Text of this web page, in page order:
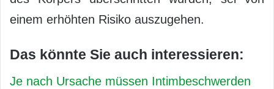
einem erhöhten Risiko auszugehen.
Das könnte Sie auch interessieren:
Je nach Ursache müssen Intimbeschwerden